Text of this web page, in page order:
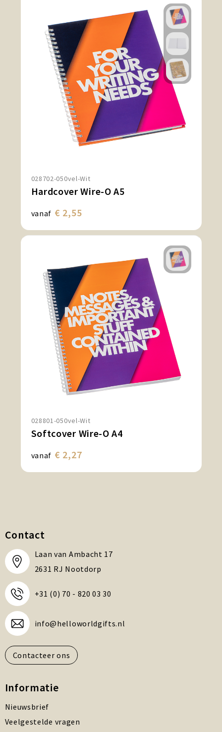
028702-050vel-Wit
Hardcover Wire-O A5
vanaf € 2,55
028801-050vel-Wit
Softcover Wire-O A4
vanaf € 2,27
Contact
Laan van Ambacht 17
2631 RJ Nootdorp
+31 (0) 70 - 820 03 30
info@helloworldgifts.nl
Contacteer ons
Informatie
Nieuwsbrief
Veelgestelde vragen